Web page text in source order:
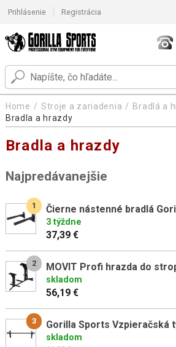
Prihlásenie Registrácia
Home Stroje a zariadenia
Bradlá a
Bradla a hrazdy
Bradla a hrazdy
Najpredávanejšie
1
3 týždne
37,39 €
2 MOVIT Profi hrazda do
skladom
56,19 €
3
skladom